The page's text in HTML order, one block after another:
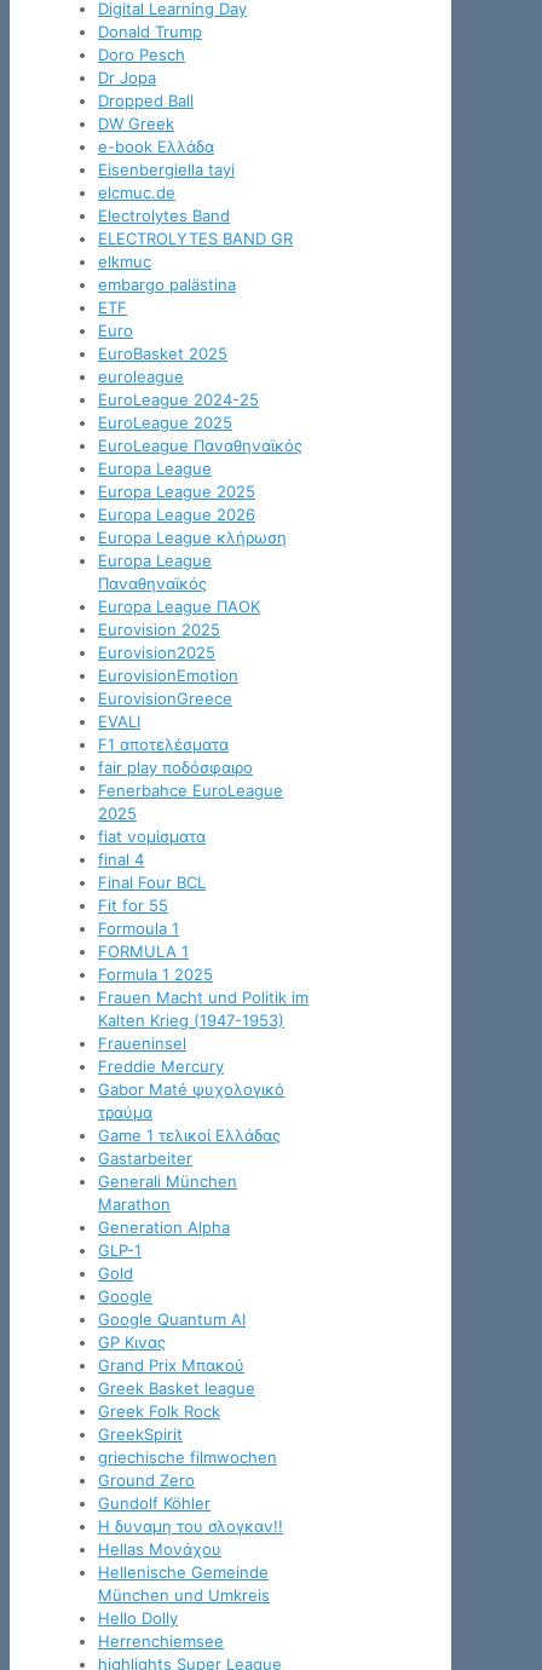
Digital Learning Day
Donald Trump
Doro Pesch
Dr Jopa
Dropped Ball
DW Greek
e-book Ελλάδα
Eisenbergiella tayi
elcmuc.de
Electrolytes Band
ELECTROLYTES BAND GR
elkmuc
embargo palästina
ETF
Euro
EuroBasket 2025
euroleague
EuroLeague 2024-25
EuroLeague 2025
EuroLeague Παναθηναϊκός
Europa League
Europa League 2025
Europa League 2026
Europa League κλήρωση
Europa League
Παναθηναϊκός
Europa League ΠΑΟΚ
Eurovision 2025
Eurovision2025
EurovisionEmotion
EurovisionGreece
EVALI
F1 αποτελέσματα
fair play ποδόσφαιρο
Fenerbahce EuroLeague
2025
fiat νομίσματα
final 4
Final Four BCL
Fit for 55
Formoula 1
FORMULA 1
Formula 1 2025
Frauen Macht und Politik im
Kalten Krieg (1947-1953)
Fraueninsel
Freddie Mercury
Gabor Maté ψυχολογικό
τραύμα
Game 1 τελικοί Ελλάδας
Gastarbeiter
Generali München
Marathon
Generation Alpha
GLP-1
Gold
Google
Google Quantum AI
GP Κινας
Grand Prix Μπακού
Greek Basket league
Greek Folk Rock
GreekSpirit
griechische filmwochen
Ground Zero
Gundolf Köhler
H δυναμη του σλογκαν!!
Hellas Μονάχου
Hellenische Gemeinde
München und Umkreis
Hello Dolly
Herrenchiemsee
highlights Super League